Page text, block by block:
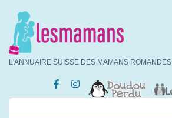
contenu
principal
L'ANNUAIRE SUISSE DES MAMANS ROMANDES
Rechercher